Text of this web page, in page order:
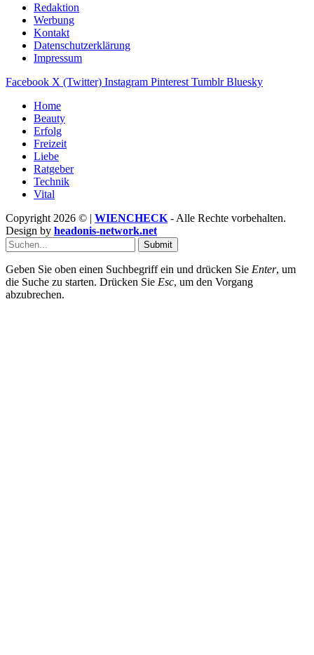
Redaktion
Werbung
Kontakt
Datenschutzerklärung
Impressum
Facebook X (Twitter) Instagram Pinterest Tumblr Bluesky
Home
Beauty
Erfolg
Freizeit
Liebe
Ratgeber
Technik
Vital
Copyright 2026 © | WIENCHECK - Alle Rechte vorbehalten.
Design by headonis-network.net
Submit
Geben Sie oben einen Suchbegriff ein und drücken Sie Enter, um
die Suche zu starten. Drücken Sie Esc, um den Vorgang
abzubrechen.